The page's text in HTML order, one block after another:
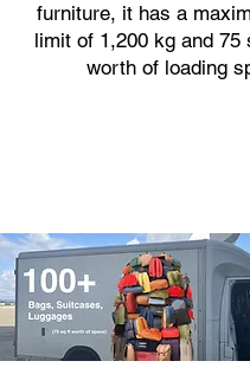
furniture, it has a
limit of 1,200 kg and 75
worth of loading